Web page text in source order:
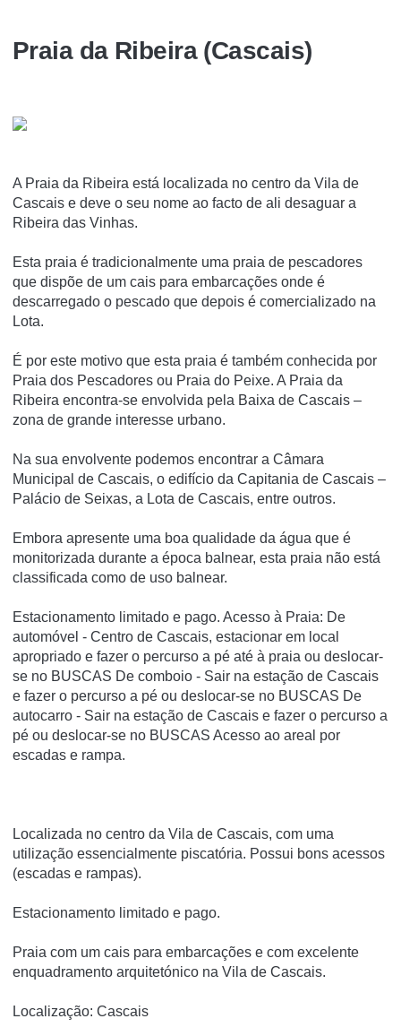
Praia da Ribeira (Cascais)
A Praia da Ribeira está localizada no centro da Vila de
Cascais e deve o seu nome ao facto de ali desaguar a
Ribeira das Vinhas.
Esta praia é tradicionalmente uma praia de pescadores
que dispõe de um cais para embarcações onde é
descarregado o pescado que depois é comercializado na
Lota.
É por este motivo que esta praia é também conhecida por
Praia dos Pescadores ou Praia do Peixe. A Praia da
Ribeira encontra-se envolvida pela Baixa de Cascais –
zona de grande interesse urbano.
Na sua envolvente podemos encontrar a Câmara
Municipal de Cascais, o edifício da Capitania de Cascais –
Palácio de Seixas, a Lota de Cascais, entre outros.
Embora apresente uma boa qualidade da água que é
monitorizada durante a época balnear, esta praia não está
classificada como de uso balnear.
Estacionamento limitado e pago. Acesso à Praia: De
automóvel - Centro de Cascais, estacionar em local
apropriado e fazer o percurso a pé até à praia ou deslocar-
se no BUSCAS De comboio - Sair na estação de Cascais
e fazer o percurso a pé ou deslocar-se no BUSCAS De
autocarro - Sair na estação de Cascais e fazer o percurso a
pé ou deslocar-se no BUSCAS Acesso ao areal por
escadas e rampa.
Localizada no centro da Vila de Cascais, com uma
utilização essencialmente piscatória. Possui bons acessos
(escadas e rampas).
Estacionamento limitado e pago.
Praia com um cais para embarcações e com excelente
enquadramento arquitetónico na Vila de Cascais.
Localização: Cascais